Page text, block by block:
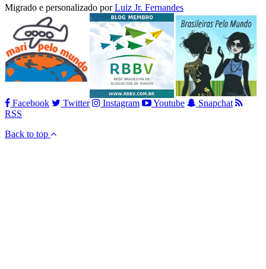
Migrado e personalizado porLuiz Jr. Fernandes
Facebook Twitter Instagram Youtube
Snapchat
RSS
Back to top